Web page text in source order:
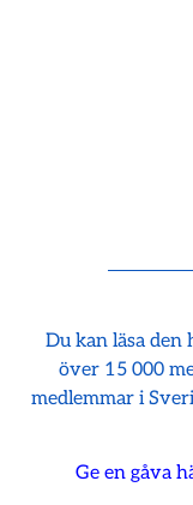
Du kan läsa
över 15 000
medlemmar i
Ge en gåva